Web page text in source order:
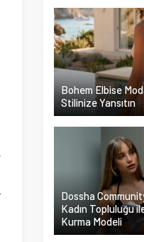
Bohem Elbise
Stilinize Yansıtın
Dossha
Kadın Topluluğu
Kurma Modeli